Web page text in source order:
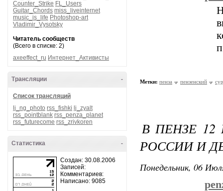
Counter_Strike FL_Users
Guitar_Chords miss_liveinternet
music_is_life Photoshop-art
Vladimir_Vysotsky
Читатель сообществ
(Всего в списке: 2)
axeeffect_ru Интернет_Активисты
-
Трансляции
Список трансляций
lj_ng_photo rss_fishki lj_zyalt
rss_pointblank rss_penza_planet
rss_futurecome rss_zrivkoren
-
Статистика
Создан: 30.08.2006
Записей:
Комментариев:
Написано: 9085
Метки: пенза пензенский
В ПЕНЗЕ
РОССИИ И
Понедельник, 06